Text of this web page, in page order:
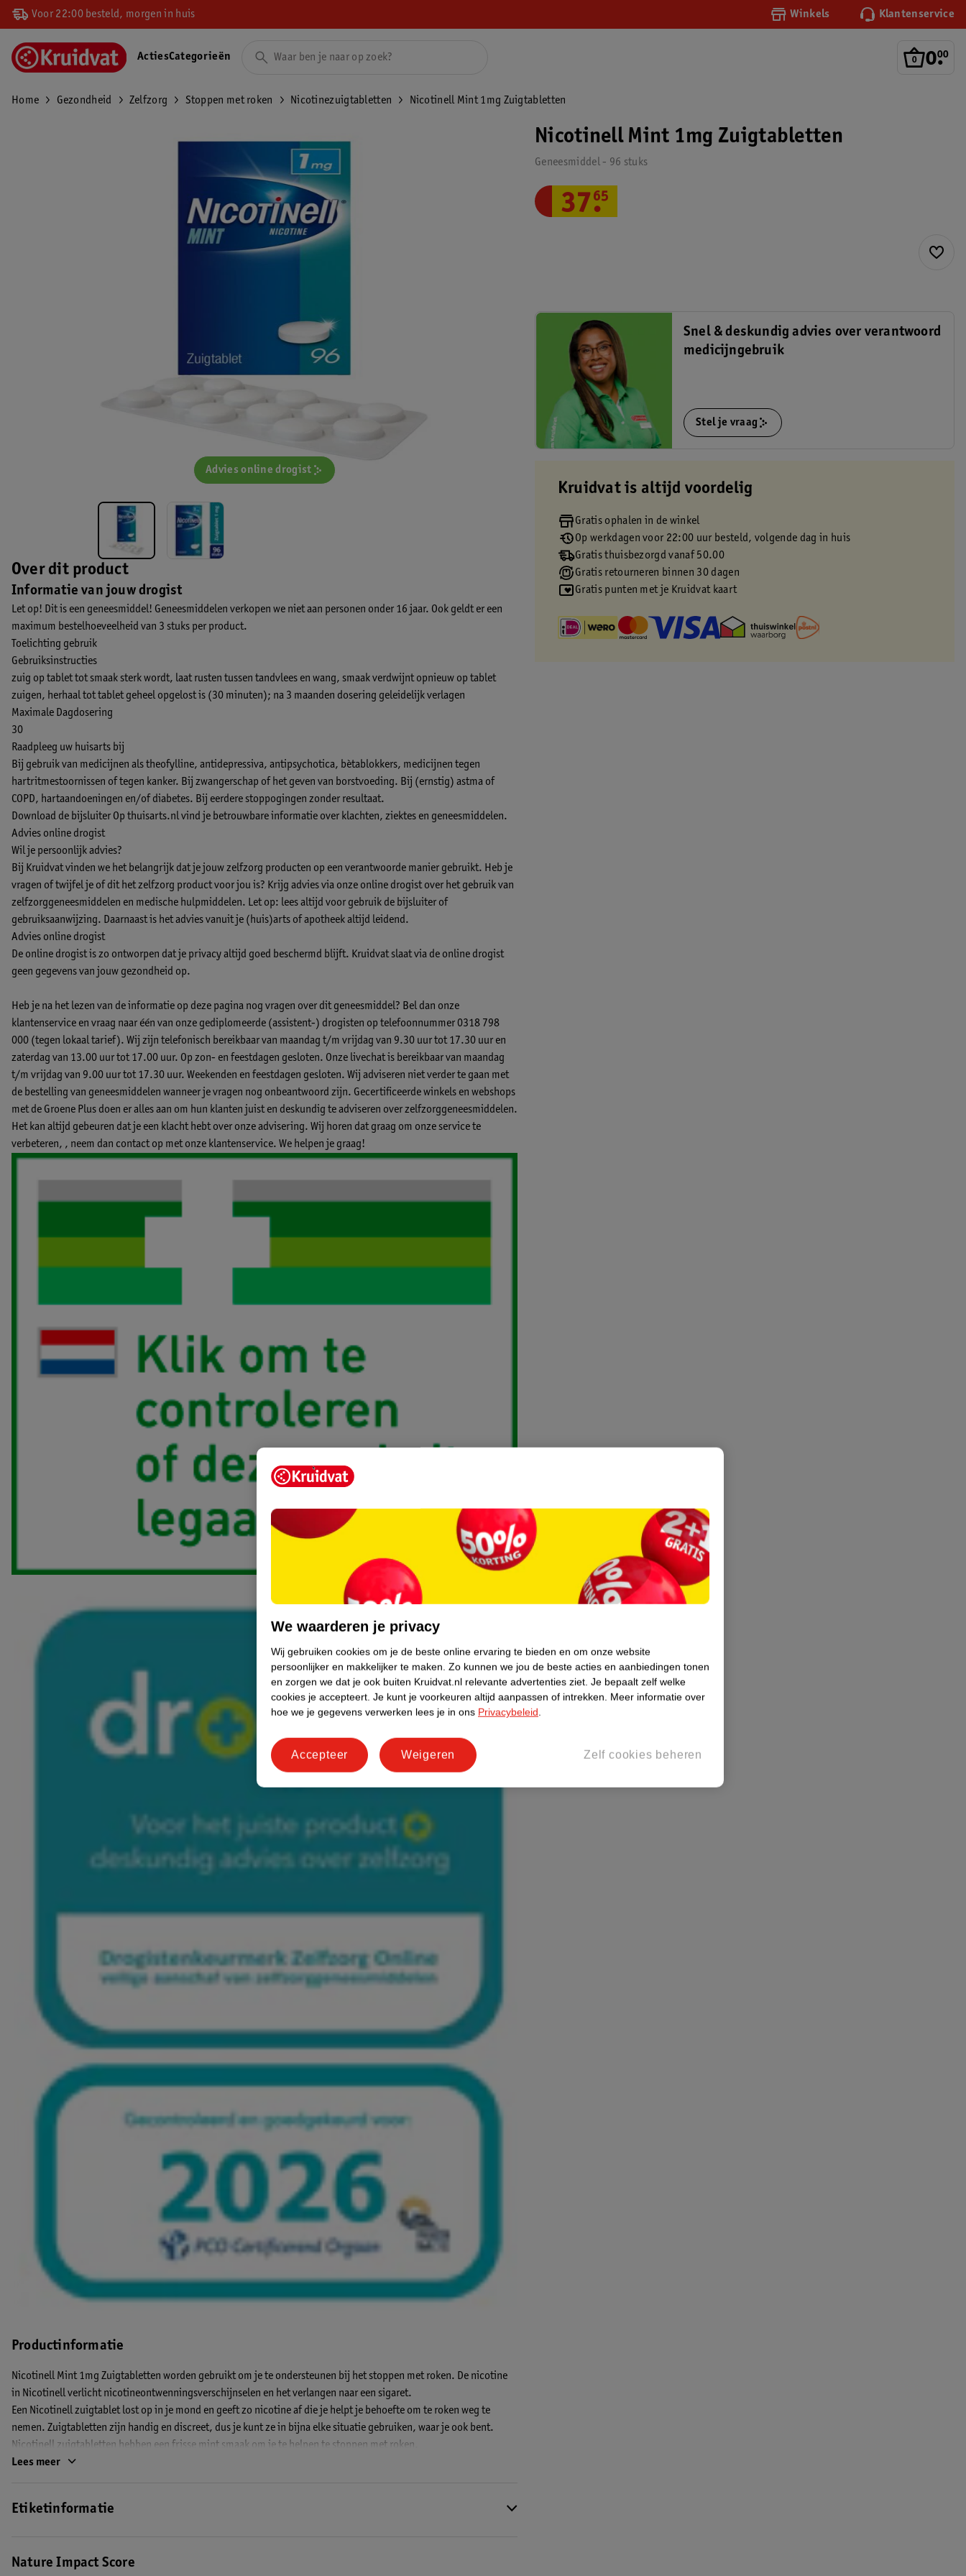
Voor 22:00 besteld, morgen in huis Winkels Klantenservice
0.
00
ActiesCategorieën
Home Gezondheid Zelfzorg Stoppen met roken Nicotinezuigtabletten Nicotinell Mint 1mg Zuigtabletten
Advies online drogist
Over dit product
Informatie van jouw drogist
Let op! Dit is een geneesmiddel! Geneesmiddelen verkopen we niet aan personen onder 16 jaar. Ook geldt er een
maximum bestelhoeveelheid van 3 stuks per product.
Toelichting gebruik
Gebruiksinstructies
zuig op tablet tot smaak sterk wordt, laat rusten tussen tandvlees en wang, smaak verdwijnt opnieuw op tablet
zuigen, herhaal tot tablet geheel opgelost is (30 minuten); na 3 maanden dosering geleidelijk verlagen
Maximale Dagdosering
30
Raadpleeg uw huisarts bij
Bij gebruik van medicijnen als theofylline, antidepressiva, antipsychotica, bètablokkers, medicijnen tegen
hartritmestoornissen of tegen kanker. Bij zwangerschap of het geven van borstvoeding. Bij (ernstig) astma of
COPD, hartaandoeningen en/of diabetes. Bij eerdere stoppogingen zonder resultaat.
Download de bijsluiter Op thuisarts.nl vind je betrouwbare informatie over klachten, ziektes en geneesmiddelen.
Advies online drogist
Wil je persoonlijk advies?
Bij Kruidvat vinden we het belangrijk dat je jouw zelfzorg producten op een verantwoorde manier gebruikt. Heb je
vragen of twijfel je of dit het zelfzorg product voor jou is? Krijg advies via onze online drogist over het gebruik van
zelfzorggeneesmiddelen en medische hulpmiddelen. Let op: lees altijd voor gebruik de bijsluiter of
gebruiksaanwijzing. Daarnaast is het advies vanuit je (huis)arts of apotheek altijd leidend.
Advies online drogist
De online drogist is zo ontworpen dat je privacy altijd goed beschermd blijft. Kruidvat slaat via de online drogist
geen gegevens van jouw gezondheid op.
Heb je na het lezen van de informatie op deze pagina nog vragen over dit geneesmiddel? Bel dan onze
klantenservice en vraag naar één van onze gediplomeerde (assistent-) drogisten op telefoonnummer 0318 798
000 (tegen lokaal tarief). Wij zijn telefonisch bereikbaar van maandag t/m vrijdag van 9.30 uur tot 17.30 uur en
zaterdag van 13.00 uur tot 17.00 uur. Op zon- en feestdagen gesloten. Onze livechatis bereikbaar van maandag
t/m vrijdag van 9.00 uur tot 17.30 uur. Weekenden en feestdagen gesloten. Wij adviseren niet verder te gaan met
de bestelling van geneesmiddelen wanneer je vragen nog onbeantwoord zijn. Gecertificeerde winkels en webshops
met de Groene Plus doen er alles aan om hun klanten juist en deskundig te adviseren over zelfzorggeneesmiddelen.
Het kan altijd gebeuren dat je een klacht hebt over onze advisering. Wij horen dat graag om onze service te
verbeteren, , neem dan contact op met onze klantenservice. We helpen je graag!
Productinformatie
Nicotinell Mint 1mg Zuigtabletten worden gebruikt om je te ondersteunen bij het stoppen met roken. De nicotine
in Nicotinell verlicht nicotineontwenningsverschijnselen en het verlangen naar een sigaret.
Een Nicotinell zuigtablet lost op in je mond en geeft zo nicotine af die je helpt je behoefte om te roken weg te
nemen. Zuigtabletten zijn handig en discreet, dus je kunt ze in bijna elke situatie gebruiken, waar je ook bent.
Nicotinell zuigtabletten hebben een frisse mint smaak om je te helpen te stoppen met roken.
• Makkelijk en onopvallend te gebruiken
• Je rookt meer dan 30 sigaretten per dag: 2 mg Nicotinell zuigtablet
Lees meer
Etiketinformatie
Nature Impact Score
Nicotinell Mint 1mg Zuigtabletten
Geneesmiddel - 96 stuks
37.
65
Snel & deskundig advies over verantwoord
medicijngebruik
Stel je vraag
Kruidvat is altijd voordelig
Gratis ophalen in de winkel
Op werkdagen voor 22:00 uur besteld, volgende dag in huis
Gratis thuisbezorgd vanaf 50.00
Gratis retourneren binnen 30 dagen
Gratis punten met je Kruidvat kaart
We waarderen je privacy
Wij gebruiken cookies om je de beste online ervaring te bieden en om onze website
persoonlijker en makkelijker te maken. Zo kunnen we jou de beste acties en aanbiedingen tonen
en zorgen we dat je ook buiten Kruidvat.nl relevante advertenties ziet. Je bepaalt zelf welke
cookies je accepteert. Je kunt je voorkeuren altijd aanpassen of intrekken. Meer informatie over
hoe we je gegevens verwerken lees je in ons Privacybeleid.
Zelf cookies beheren
Weigeren
Accepteer